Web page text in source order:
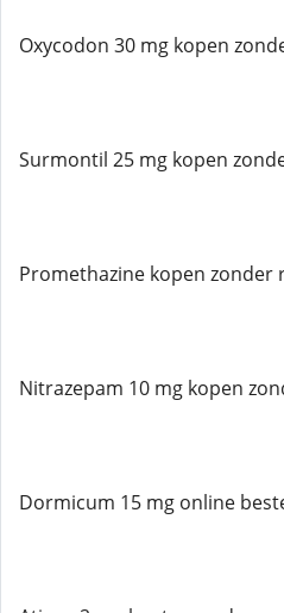
Oxycodon 30 mg kopen
Surmontil 25 mg kopen
Promethazine kopen zonder
Nitrazepam 10 mg kopen
Dormicum 15 mg online